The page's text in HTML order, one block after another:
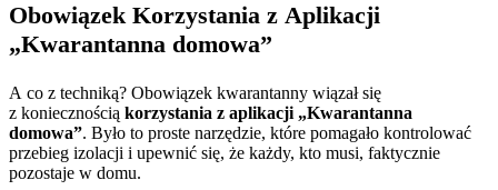
Obowiązek Korzystania z Aplikacji
„Kwarantanna domowa”
A co z techniką? Obowiązek kwarantanny wiązał się
z koniecznością korzystania z aplikacji „Kwarantanna
domowa”. Było to proste narzędzie, które pomagało kontrolować
przebieg izolacji i upewnić się, że każdy, kto musi, faktycznie
pozostaje w domu.